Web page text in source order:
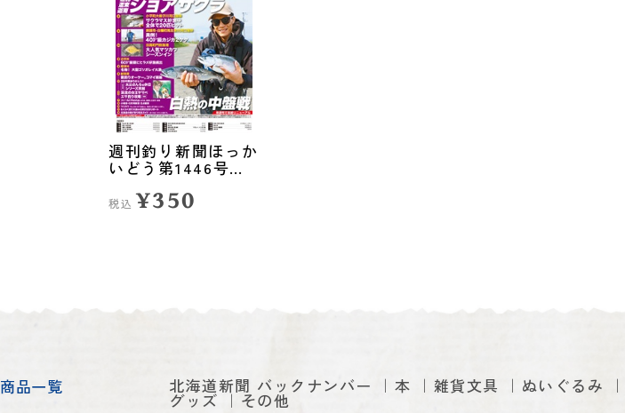
週刊釣り新聞ほっか
いどう第1446号
売）
税込 ¥350
商品一覧 北海道新聞 バックナンバー 本 雑貨文具 ぬいぐるみ
グッズ その他